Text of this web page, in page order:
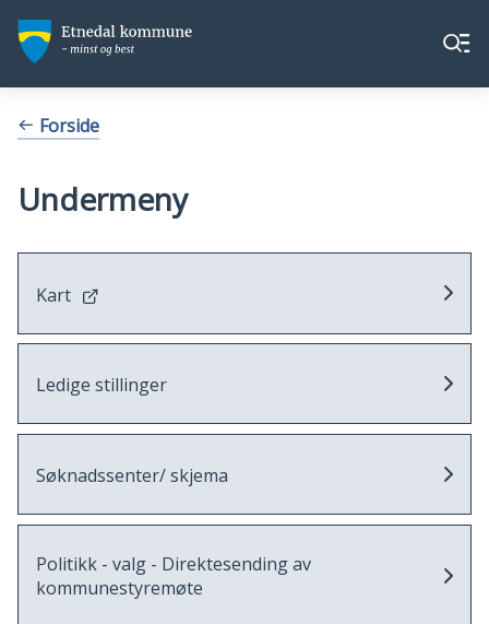
Etnedal
kommune
Etnedal
kommune
Meny
Du Forside
Undermeny
Kart
Ledige stillinger
Søknadssenter/ skjema
Politikk - valg - Direktesending av
kommunestyremøte